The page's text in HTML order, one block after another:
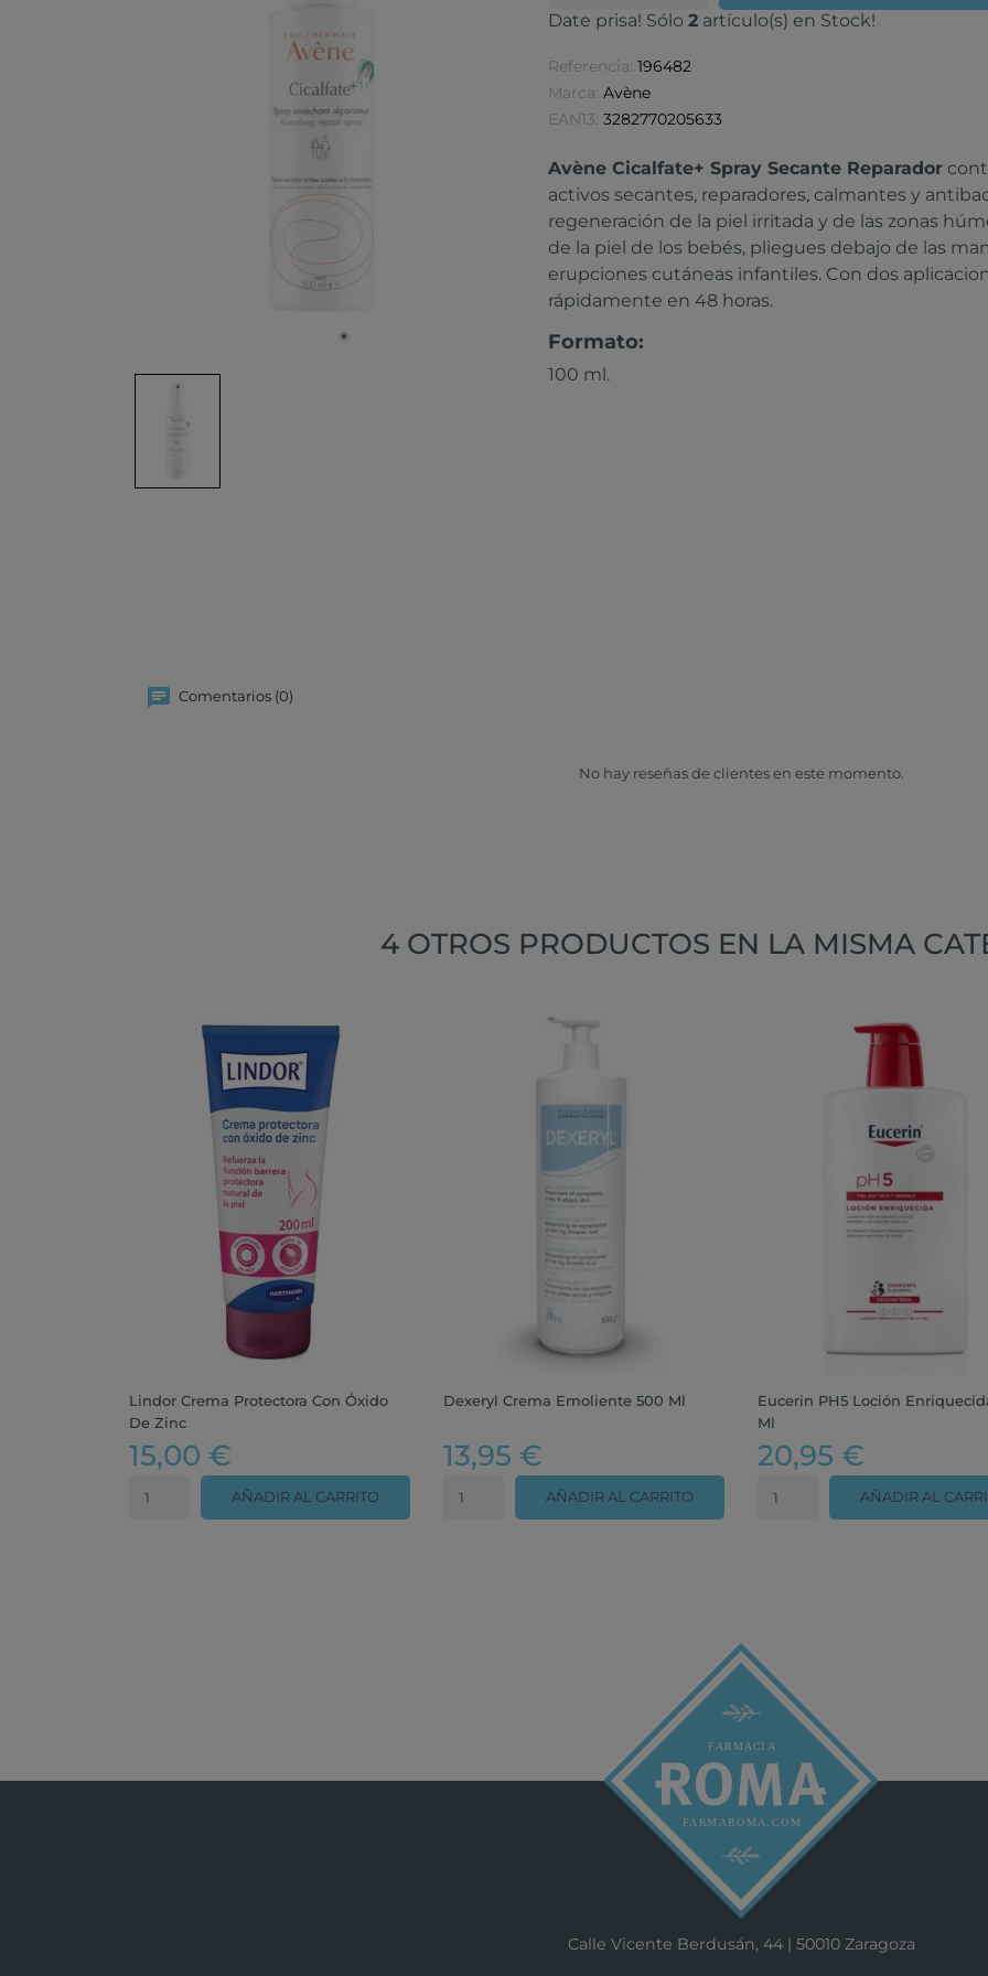
Date prisa! Sólo 2artículo(s) en Stock!
Referencia: 196482
Marca: Avène
EAN13: 3282770205633
Avène Cicalfate+ Spray Secante Reparador
activos secantes, reparadores, calmantes y
regeneración de la piel irritada y de las zonas
de la piel de los bebés, pliegues debajo de las
erupciones cutáneas infantiles. Con dos
rápidamente en 48 horas.
Formato:
100 ml.
Comentarios (0)
No hay reseñas de clientes en este momento.
4 OTROS PRODUCTOS EN LA MISMA
Lindor Crema Protectora Con Óxido
De Zinc
15,00 €
AÑADIR AL CARRITO
Dexeryl Crema Emoliente 500 Ml
13,95 €
AÑADIR AL CARRITO
Eucerin PH5 Loción
Ml
20,95 €
AÑADIR AL
Calle Vicente Berdusán, 44 | 50010 Zaragoza